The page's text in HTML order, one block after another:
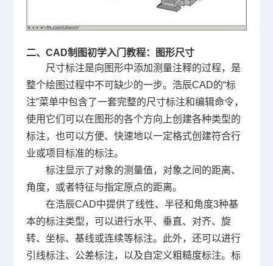
二、CAD制图初学入门教程：图形尺寸
尺寸标注是向图形中添加测量注释的过程，是
整个绘图过程中不可缺少的一步。浩辰CAD的“标
注”菜单中包含了一套完整的尺寸标注和编辑命令，
使用它们可以在图形的各个方向上创建各种类型的
标注，也可以方便、快速地以一定格式创建符合行
业或项目标准的标注。
标注显示了对象的测量值，对象之间的距离、
角度，或者特征与指定原点的距离。
在浩辰CAD中提供了线性、半径和角度3种基
本的标注类型，可以进行水平、垂直、对齐、旋
转、坐标、基线或连续等标注。此外，还可以进行
引线标注、公差标注，以及自定义粗糙度标注。标